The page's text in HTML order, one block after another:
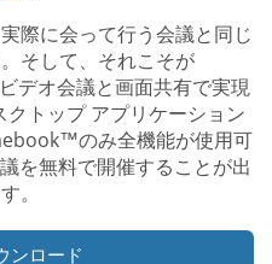
際に会って行う会議と同じ
そして、それこそが
デオ会議と画面共有で実現
トップ アプリケーション
のみ全機能が使用可
を無料で開催することが出
。
ンロード